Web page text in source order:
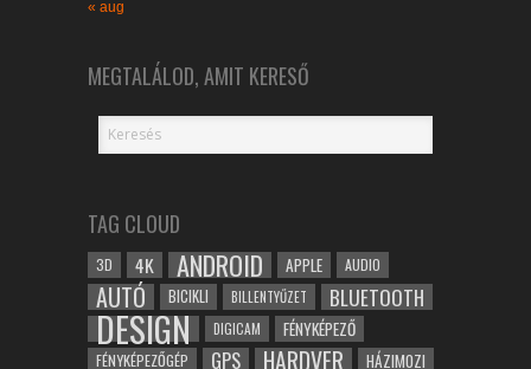
« aug
MEGTALÁLOD, AMIT KERESŐ
TAG CLOUD
3D 4K ANDROID APPLE AUDIO
AUTÓ BICIKLI BILLENTYŰZET BLUETOOTH
DESIGN DIGICAM FÉNYKÉPEZŐ
FÉNYKÉPEZŐGÉP GPS HARDVER HÁZIMOZI